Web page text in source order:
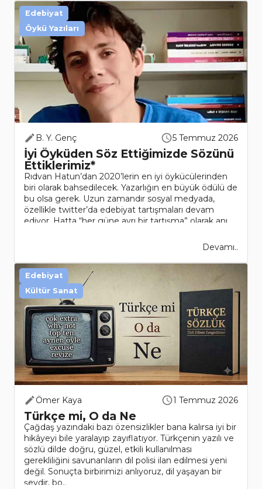
B. Y. Genç 5 Temmuz 2026
İyi Öyküden Söz Ettiğimizde Sözünü
Ettiklerimiz*
Rıdvan Hatun’dan 2020’lerin en iyi öykücülerinden
biri olarak bahsedilecek. Yazarlığın en büyük ödülü de
bu olsa gerek. Uzun zamandır sosyal medyada,
özellikle twitter’da edebiyat tartışmaları devam
ediyor. Hatta “her güne ayrı bir tartışma” olarak anı..
Devamı..
Edebiyat
Öykü Yazıları
Ömer Kaya 1 Temmuz 2026
Türkçe mi, O da Ne
Çağdaş yazındaki bazı özensizlikler bana kalırsa iyi bir
hikâyeyi bile yaralayıp zayıflatıyor. Türkçenin yazılı ve
sözlü dilde doğru, güzel, etkili kullanılması
gerekliliğini savunanların dil polisi ilan edilmesi yeni
değil. Sonuçta birbirimizi anlıyoruz, dil yaşayan bir
şeydir, bo..
Edebiyat
Kültür Sanat